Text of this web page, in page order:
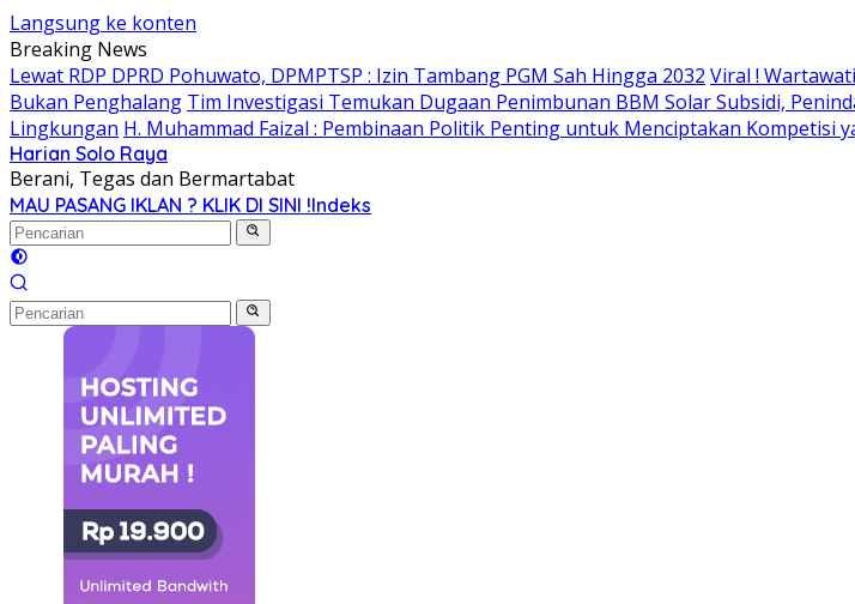
Langsung ke konten
Breaking News
Lewat RDP DPRD Pohuwato, DPMPTSP : Izin Tambang PGM Sah Hingga 2032 Viral !
Bukan Penghalang Tim Investigasi Temukan Dugaan Penimbunan BBM Solar Subsidi,
Lingkungan H. Muhammad Faizal : Pembinaan Politik Penting untuk Menciptakan Kompetisi
Harian Solo Raya
Berani, Tegas dan Bermartabat
MAU PASANG IKLAN ? KLIK DI SINI !Indeks